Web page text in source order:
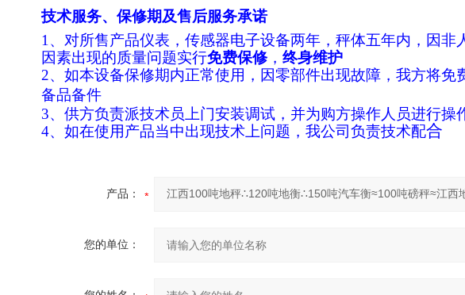
技术服务、保修期及售后服务承诺
1、对所售产品仪表，传感器电子设备两年，秤体五年内，因非
因素出现的质量问题实行免费保修 ， 终身维护
2、如本设备保修期内正常使用，因零部件出现故障，我方将
备品备件
3、供方负责派技术员上门安装调试，并为购方操作人员进行操
4、如在使用产品当中出现技术上问题，我公司负责技术配合
产品：
您的单位：